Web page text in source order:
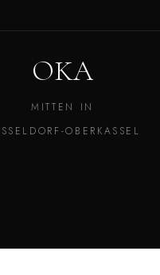
OKA
MITTEN IN
OBERKASSEL